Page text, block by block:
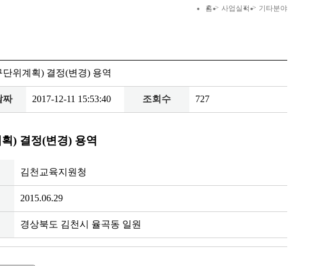
홈 > 사업실적 > 기타분야
위계획) 결정(변경) 용역
짜 2017-12-11 15:53:40 조회수 727
) 결정(변경) 용역
김천교육지원청
2015.06.29
경상북도 김천시 율곡동 일원